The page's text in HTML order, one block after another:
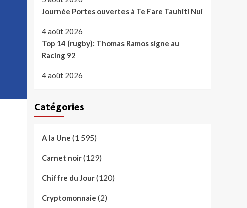
Journée Portes ouvertes à Te Fare Tauhiti Nui
4 août 2026
Top 14 (rugby): Thomas Ramos signe au
Racing 92
4 août 2026
Catégories
A la Une (1 595)
Carnet noir(129)
Chiffre du Jour(120)
Cryptomonnaie (2)